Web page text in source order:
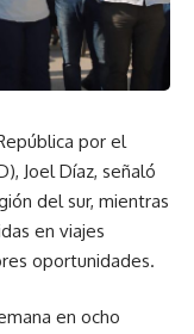
por el
Joel Díaz, señaló
del sur, mientras
en viajes
oportunidades.
en ocho